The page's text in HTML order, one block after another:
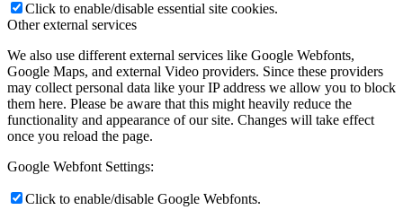
Click to enable/disable essential site cookies.
Other external services
We also use different external services like Google Webfonts,
Google Maps, and external Video providers. Since these providers
may collect personal data like your IP address we allow you to block
them here. Please be aware that this might heavily reduce the
functionality and appearance of our site. Changes will take effect
once you reload the page.
Google Webfont Settings:
Click to enable/disable Google Webfonts.